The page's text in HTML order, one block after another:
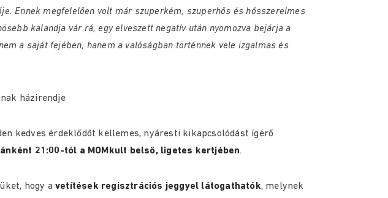
Ennek megfelelően volt már szuperkém, szuperhős és hősszerelmes
kalandja vár rá, egy elveszett negatív után nyomozva bejárja a
a saját fejében, hanem a valóságban történnek vele izgalmas és
házirendje
kedves érdeklődőt kellemes, nyáresti kikapcsolódást ígérő
21:00-tól a MOMkult belső, ligetes kertjében.
hogy avetítések regisztrációs jeggyel látogathatók, melynek